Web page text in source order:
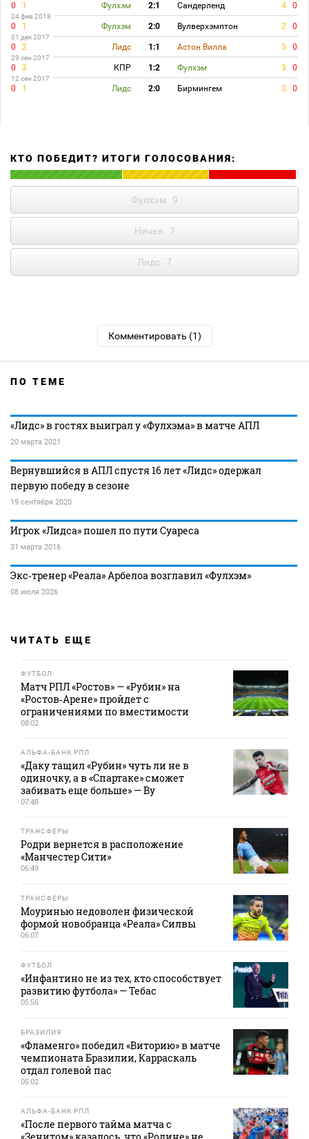
0 1 Фулхэм 2:1 Сандерленд 4 0
24 фев 2018
0 1 Фулхэм 2:0 Вулверхэмптон 2 0
01 дек 2017
0 2 Лидс 1:1 Астон Вилла 3 0
29 сен 2017
0 3 КПР 1:2 Фулхэм 3 0
12 сен 2017
0 1 Лидс 2:0 Бирмингем 3 0
КТО ПОБЕДИТ? ИТОГИ ГОЛОСОВАНИЯ:
Фулхэм 9
Ничья 7
Лидс 7
Комментировать (1)
ПО ТЕМЕ
«Лидс» в гостях выиграл у «Фулхэма» в матче АПЛ
20 марта 2021
Вернувшийся в АПЛ спустя 16 лет «Лидс» одержал
первую победу в сезоне
19 сентября 2020
Игрок «Лидса» пошел по пути Суареса
31 марта 2016
Экс‑тренер «Реала» Арбелоа возглавил «Фулхэм»
08 июля 2026
ЧИТАТЬ ЕЩЕ
ФУТБОЛ
Матч РПЛ «Ростов» — «Рубин» на
«Ростов‑Арене» пройдет с
ограничениями по вместимости
08:02
АЛЬФА-БАНК РПЛ
«Даку тащил «Рубин» чуть ли не в
одиночку, а в «Спартаке» сможет
забивать еще больше» — Ву
07:48
ТРАНСФЕРЫ
Родри вернется в расположение
«Манчестер Сити»
06:49
ТРАНСФЕРЫ
Моуринью недоволен физической
формой новобранца «Реала» Силвы
06:07
ФУТБОЛ
«Инфантино не из тех, кто способствует
развитию футбола» — Тебас
05:56
БРАЗИЛИЯ
«Фламенго» победил «Виторию» в матче
чемпионата Бразилии, Карраскаль
отдал голевой пас
05:02
АЛЬФА-БАНК РПЛ
«После первого тайма матча с